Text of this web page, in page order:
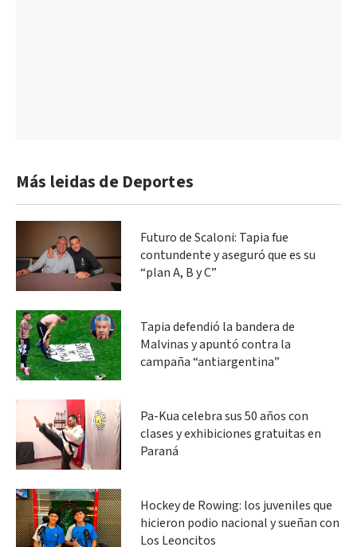
Más leidas de Deportes
Futuro de Scaloni: Tapia fue
contundente y aseguró que es su
“plan A, B y C”
Tapia defendió la bandera de
Malvinas y apuntó contra la
campaña “antiargentina”
Pa-Kua celebra sus 50 años con
clases y exhibiciones gratuitas en
Paraná
Hockey de Rowing: los juveniles que
hicieron podio nacional y sueñan con
Los Leoncitos